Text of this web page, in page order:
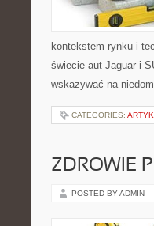
kontekstem rynku i
świecie aut Jaguar i
wskazywać na
CATEGORIES:
ZDROWIE
POSTED BY ADMIN